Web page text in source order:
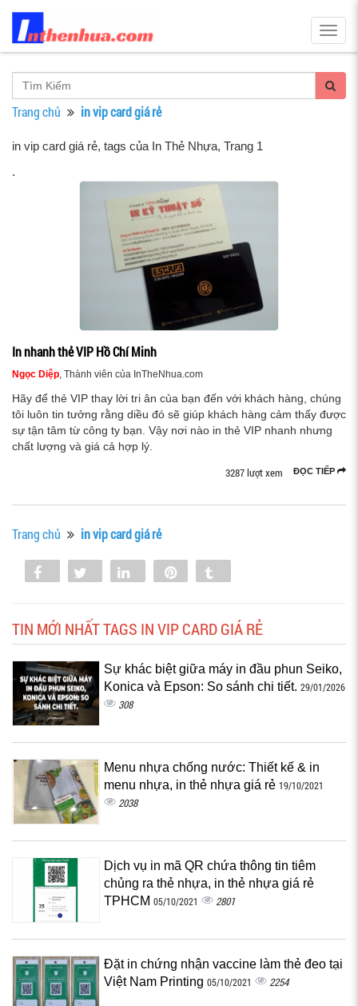
Trang chủ in vip card giá rẻ
in vip card giá rẻ, tags của In Thẻ Nhựa, Trang 1
.
In nhanh thẻ VIP Hồ Chí Minh
Ngọc Diệp, Thành viên của InTheNhua.com
Hãy để thẻ VIP thay lời tri ân của bạn đến với khách hàng, chúng
tôi luôn tin tưởng rằng diều đó sẽ giúp khách hàng cảm thấy được
sự tận tâm từ công ty bạn. Vậy nơi nào in thẻ VIP nhanh nhưng
chất lượng và giá cả hợp lý.
ĐỌC TIẾP
3287 lượt xem
Trang chủ in vip card giá rẻ
Share Tweet Share
TIN MỚI NHẤT TAGS IN VIP CARD GIÁ RẺ
Sự khác biệt giữa máy in đầu phun Seiko,
Konica và Epson: So sánh chi tiết. 29/01/2026
308
Menu nhựa chống nước: Thiết kế & in
menu nhựa, in thẻ nhựa giá rẻ 19/10/2021
2038
Dịch vụ in mã QR chứa thông tin tiêm
chủng ra thẻ nhựa, in thẻ nhựa giá rẻ
TPHCM 05/10/2021 2801
Đặt in chứng nhận vaccine làm thẻ đeo tại
Việt Nam Printing 05/10/2021 2254